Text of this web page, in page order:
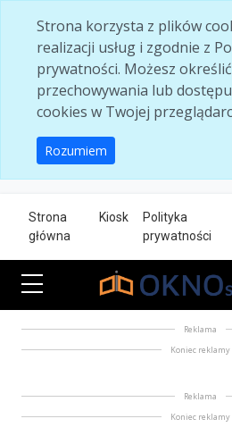
Strona korzysta z plików
realizacji usług i zgodnie z
prywatności. Możesz
przechowywania lub
cookies w Twojej
Rozumiem
Strona
główna
Kiosk
Polityka
prywatności
Reklama
Koniec reklamy
Reklama
Koniec reklamy